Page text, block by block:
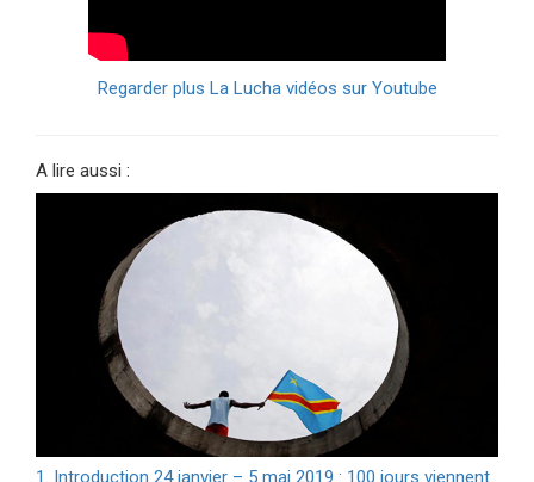
Regarder plus La Lucha vidéos sur Youtube
A lire aussi :
1. Introduction 24 janvier – 5 mai 2019 : 100 jours viennent